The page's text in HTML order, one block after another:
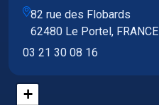
82 rue des Flobards
62480 Le Portel, FRANCE
03 21 30 08 16
+